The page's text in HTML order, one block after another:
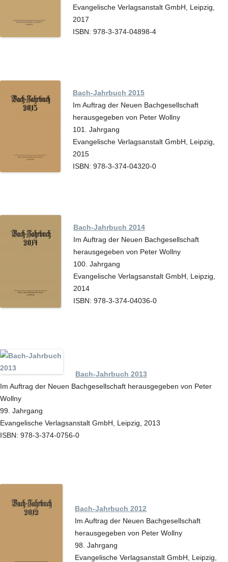
Evangelische Verlagsanstalt GmbH, Leipzig,
2017
ISBN: 978-3-374-04898-4
Bach-Jahrbuch 2015
Im Auftrag der Neuen Bachgesellschaft
herausgegeben von Peter Wollny
101. Jahrgang
Evangelische Verlagsanstalt GmbH, Leipzig,
2015
ISBN: 978-3-374-04320-0
Bach-Jahrbuch 2014
Im Auftrag der Neuen Bachgesellschaft
herausgegeben von Peter Wollny
100. Jahrgang
Evangelische Verlagsanstalt GmbH, Leipzig,
2014
ISBN: 978-3-374-04036-0
Bach-Jahrbuch 2013
Im Auftrag der Neuen Bachgesellschaft herausgegeben von Peter
Wollny
99. Jahrgang
Evangelische Verlagsanstalt GmbH, Leipzig, 2013
ISBN: 978-3-374-0756-0
Bach-Jahrbuch 2012
Im Auftrag der Neuen Bachgesellschaft
herausgegeben von Peter Wollny
98. Jahrgang
Evangelische Verlagsanstalt GmbH, Leipzig,